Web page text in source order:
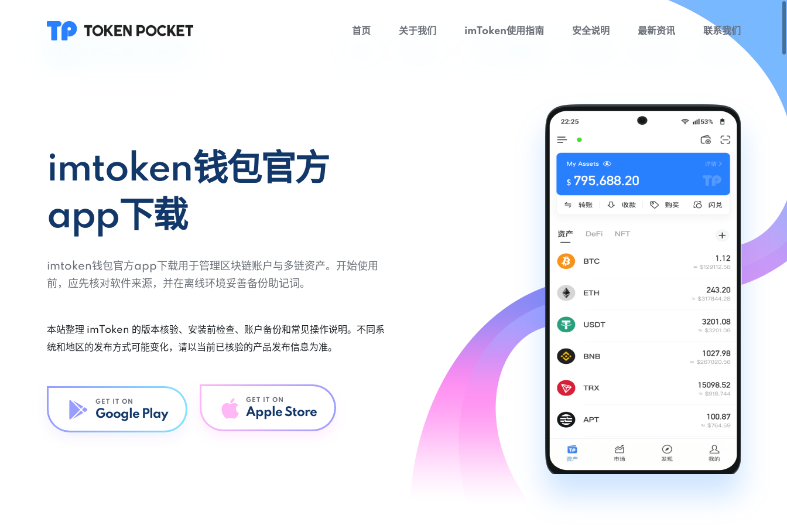
首页 关于我们 imToken使用指南 安全说明 最新资讯 联系我们
imtoken钱包官方
app下载
imtoken钱包官方app下载用于管理区块链账户与多链资产。开始使用
前，应先核对软件来源，并在离线环境妥善备份助记词。
本站整理 imToken 的版本核验、安装前检查、账户备份和常见操作说明。不同系
统和地区的发布方式可能变化，请以当前已核验的产品发布信息为准。
GET IT ON
Google Play
GET IT ON
Apple Store